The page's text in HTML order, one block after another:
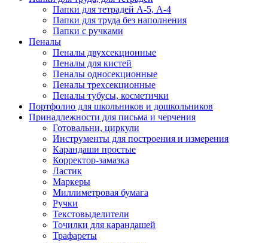
Папки для тетрадей А-5, А-4
Папки для труда без наполнения
Папки с ручками
Пеналы
Пеналы двухсекционные
Пеналы для кистей
Пеналы односекционные
Пеналы трехсекционные
Пеналы тубусы, косметички
Портфолио для школьников и дошкольников
Принадлежности для письма и черчения
Готовальни, циркули
Инструменты для построения и измерения
Карандаши простые
Корректор-замазка
Ластик
Маркеры
Миллиметровая бумага
Ручки
Текстовыделители
Точилки для карандашей
Трафареты